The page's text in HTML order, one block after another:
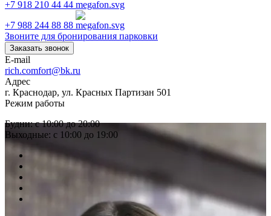
+7 918 210 44 44
+7 988 244 88 88
Звоните для бронирования парковки
Заказать звонок
E-mail
rich.comfort@bk.ru
Адрес
г. Краснодар, ул. Красных Партизан 501
Режим работы
Будни: с 10:00 до 20:00
Выходные: с 10:00 до 19:00